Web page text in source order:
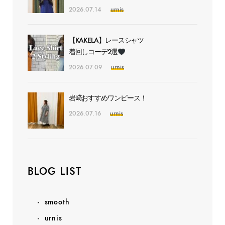
2026.07.14 urnis
【KAKELA】レースシャツ
着回しコーデ2選
2026.07.09 urnis
岩﨑おすすめワンピース！
2026.07.16 urnis
BLOG LIST
smooth
urnis